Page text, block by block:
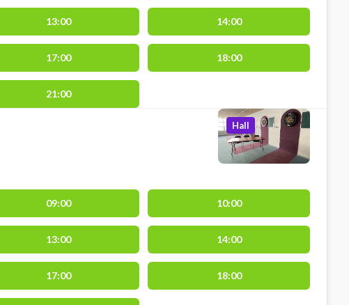
13:00 14:00
17:00 18:00
21:00
Hall
09:00 10:00
13:00 14:00
17:00 18:00